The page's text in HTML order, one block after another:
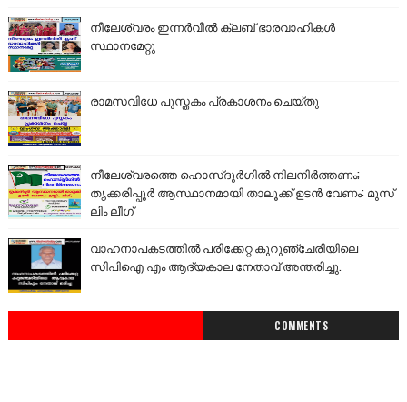
നീലേശ്വരം ഇന്നർവീൽ ക്ലബ് ഭാരവാഹികൾ
സ്ഥാനമേറ്റു
രാമസവിധേ പുസ്തകം പ്രകാശനം ചെയ്തു
നീലേശ്വരത്തെ ഹൊസ്ദുർഗിൽ നിലനിർത്തണം;
തൃക്കരിപ്പൂർ ആസ്ഥാനമായി താലൂക്ക് ഉടൻ വേണം: മുസ്
ലിം ലീഗ്
വാഹനാപകടത്തിൽ പരിക്കേറ്റ കുറുഞ്ചേരിയിലെ
സിപിഐ എം ആദ്യകാല നേതാവ് അന്തരിച്ചു.
COMMENTS